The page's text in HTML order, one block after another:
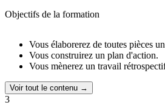
Objectifs de la formation
Vous élaborerez de toutes pièces
Vous construirez un plan d'action.
Vous mènerez un travail
Voir tout le contenu →
3